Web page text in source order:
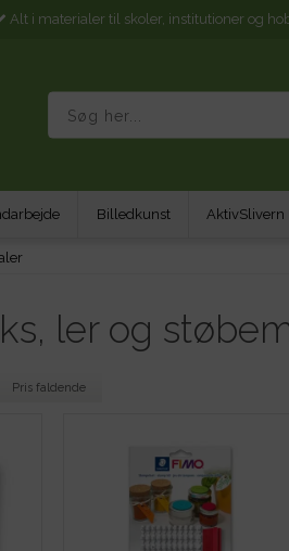
Alt i materialer til skoler, institutioner og
Billedkunst AktivSlivern
ler og
Pris faldende